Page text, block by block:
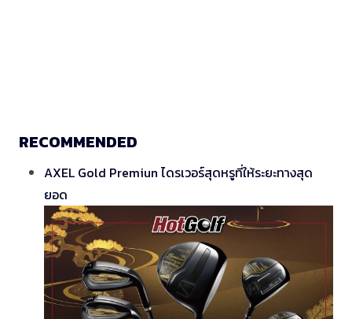
RECOMMENDED
AXEL Gold Premiun ไดรเวอร์สุดหรูที่ให้ระยะทางสุด
ยอด